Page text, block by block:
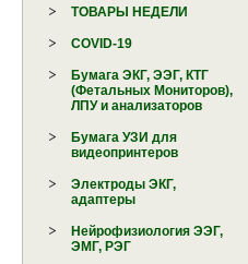
ТОВАРЫ НЕДЕЛИ
COVID-19
Бумага ЭКГ, ЭЭГ, КТГ
(Фетальных Мониторов),
ЛПУ и анализаторов
Бумага УЗИ для
видеопринтеров
Электроды ЭКГ,
адаптеры
Нейрофизиология ЭЭГ,
ЭМГ, РЭГ